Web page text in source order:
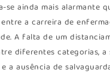
se ainda mais alarmante
a carreira de
A falta de um
diferentes categorias, a
a ausência de